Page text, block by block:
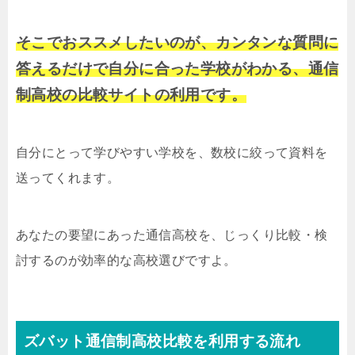
そこでおススメしたいのが、カンタンな質問に
答えるだけで自分に合った学校がわかる、通信
制高校の比較サイトの利用です。
自分にとって学びやすい学校を、数校に絞って資料を
送ってくれます。
あなたの要望にあった通信高校を、じっくり比較・検
討するのが効率的な高校選びですよ。
ズバット通信制高校比較を利用する流れ